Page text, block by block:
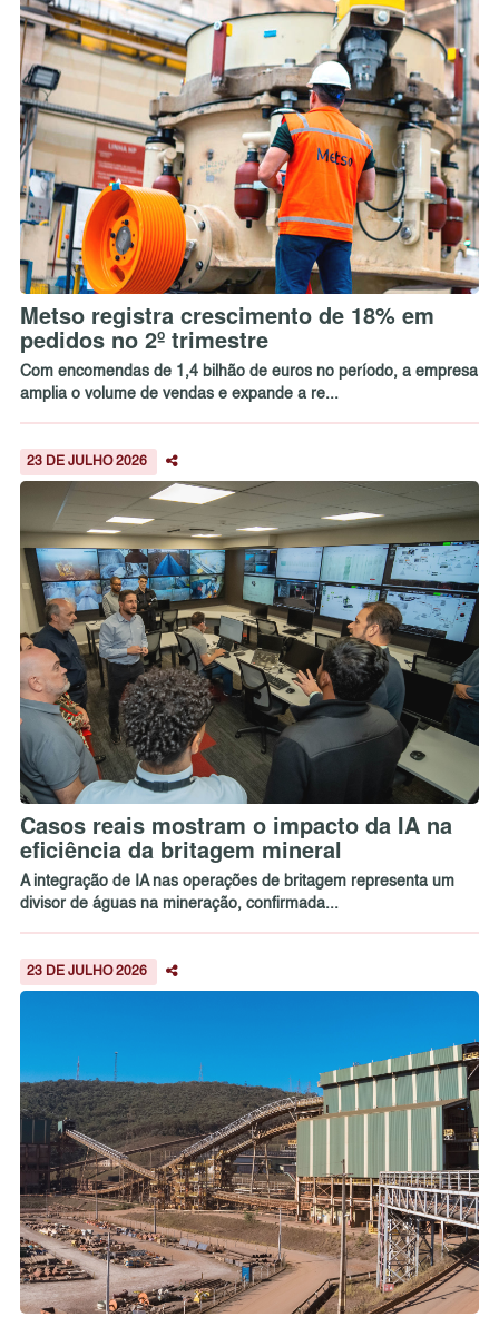
Metso registra crescimento de 18% em
pedidos no 2º trimestre
Com encomendas de 1,4 bilhão de euros no período, a empresa
amplia o volume de vendas e expande a re...
23 DE JULHO 2026
Casos reais mostram o impacto da IA na
eficiência da britagem mineral
A integração de IA nas operações de britagem representa um
divisor de águas na mineração, confirmada...
23 DE JULHO 2026